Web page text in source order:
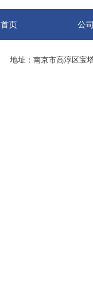
首页 公
地址：南京市高淳区宝